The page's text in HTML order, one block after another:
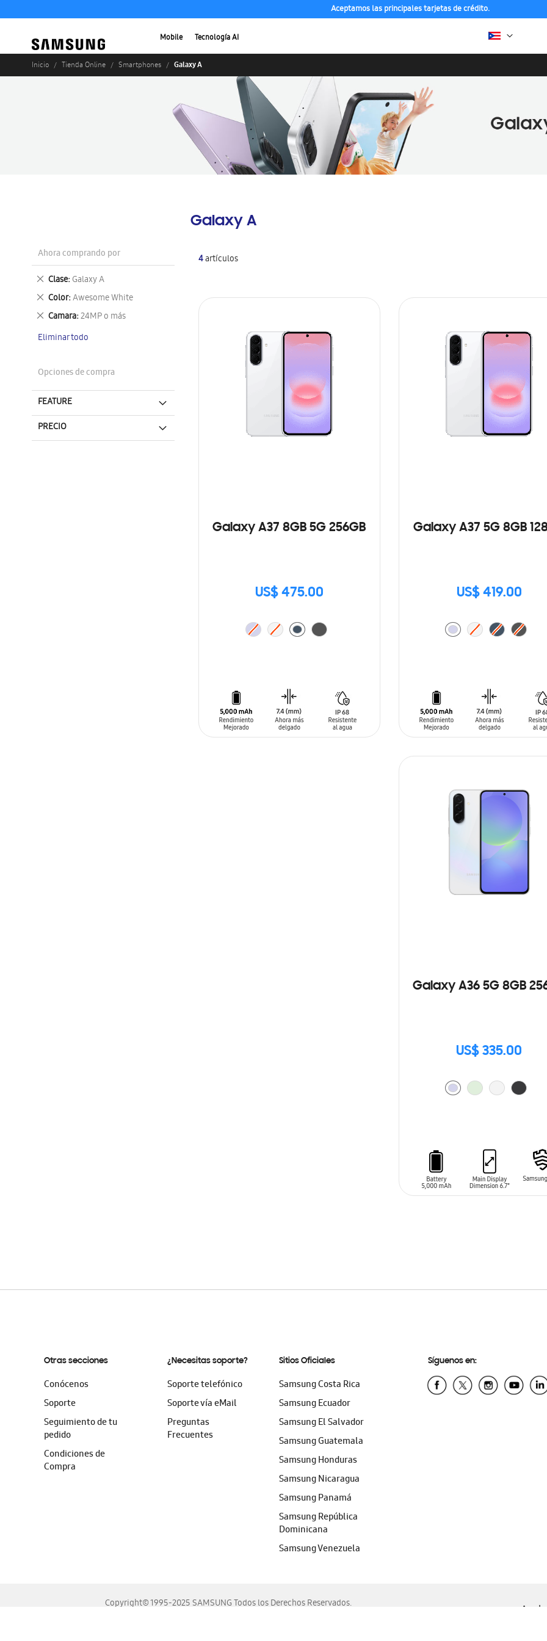
Aceptamos las principales tarjetas de crédito.
Mobile Tecnología AI
Inicio Tienda Online Smartphones Galaxy A
Galaxy A
4artículos
Galaxy A37 8GB 5G 256GB
US$ 475.00
Galaxy A37 5G 8GB
US$ 419.00
Galaxy A36 5G 8GB
US$ 335.00
Ahora comprando por
Clase Galaxy A
Eliminar
este
artículo
Color Awesome White
Eliminar
este
artículo
Camara 24MP o más
Eliminar
artículo
Eliminar todo
Opciones de compra
FEATURE
PRECIO
Otras secciones
Conócenos
Soporte
Seguimiento de tu
pedido
Condiciones de
Compra
¿Necesitas soporte?
Soporte telefónico
Soporte vía eMail
Preguntas
Frecuentes
Sitios Oficiales
Samsung Costa Rica
Samsung Ecuador
Samsung El Salvador
Samsung Guatemala
Samsung Honduras
Samsung Nicaragua
Samsung Panamá
Samsung República
Dominicana
Samsung Venezuela
Síguenos en:
Copyright© 1995-2025 SAMSUNG Todos los Derechos Reservados.